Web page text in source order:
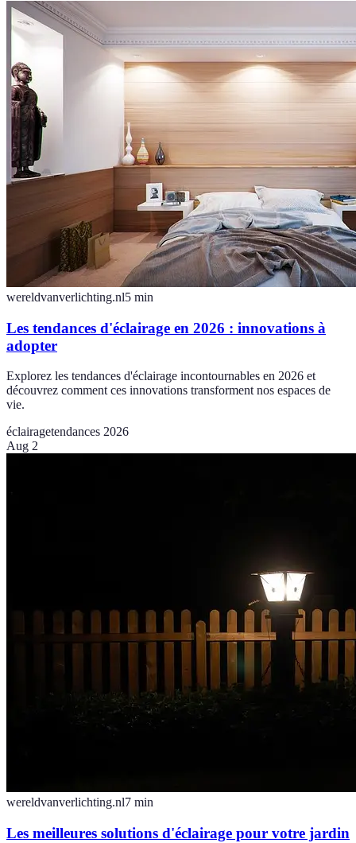
wereldvanverlichting.nl5 min
Les tendances d'éclairage en 2026 : innovations à
adopter
Explorez les tendances d'éclairage incontournables en 2026 et
découvrez comment ces innovations transforment nos espaces de
vie.
éclairagetendances 2026
Aug 2
wereldvanverlichting.nl7 min
Les meilleures solutions d'éclairage pour votre jardin